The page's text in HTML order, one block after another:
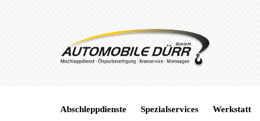
Abschleppdienste Spezialservices Werkstatt